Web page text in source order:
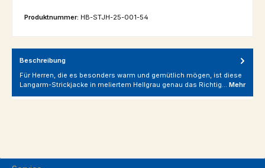
Produktnummer: HB-STJH-25-001-54
Beschreibung
Für Herren, die es besonders warm und gemütlich mögen, ist diese
Langarm-Strickjacke in meliertem Hellgrau genau das Richtig… Mehr